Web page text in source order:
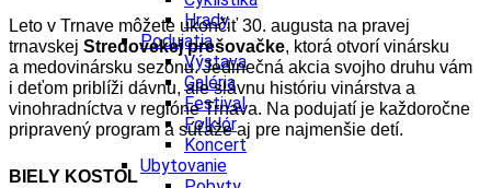
Hrady
Podujatia
Výstava
Galéria
Festival
Folklór
Koncert
Ubytovanie
Leto v Trnave môžete ukončiť 30. augusta na pravej
trnavskej Stredovekej prešovačke, ktorá otvorí vinársku
a medovinársku sezónu. Jedinečná akcia svojho druhu vám
i deťom priblíži dávnu, ale slávnu históriu vinárstva a
vinohradníctva v regióne Trnava. Na podujatí je každoročne
pripravený program a súťaže aj pre najmenšie detí.
BIELY KOSTOL